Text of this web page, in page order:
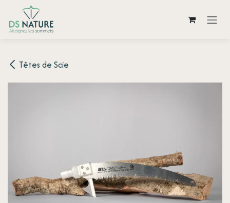
Se rendre au contenu
Têtes de Scie